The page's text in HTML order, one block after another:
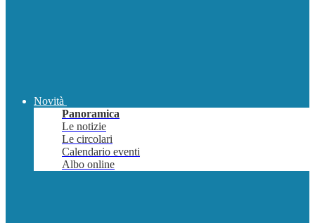
Novità
Panoramica
Le notizie
Le circolari
Calendario eventi
Albo online